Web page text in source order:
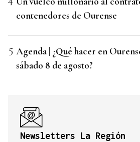
contenedores de Ourense
Agenda | ¿Qué hacer en
sábado 8 de agosto?
Newsletters La Región